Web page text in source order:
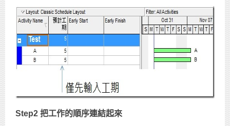
Step2 把工作的順序連結起來